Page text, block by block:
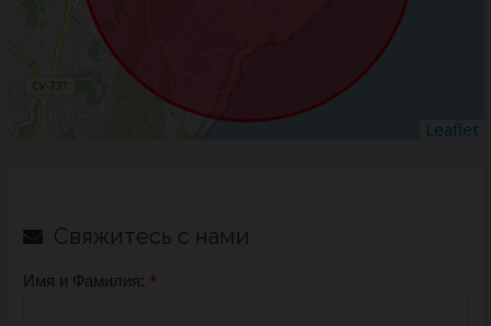
Leaflet
Свяжитесь с нами
Имя и Фамилия: *